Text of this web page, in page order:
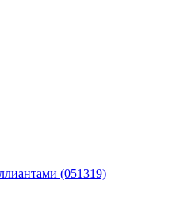
(051319)